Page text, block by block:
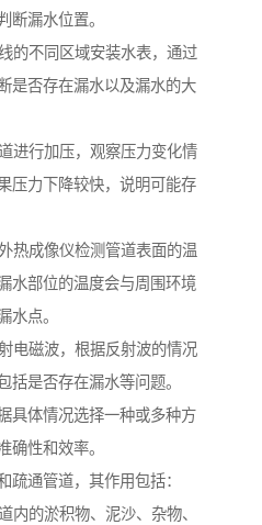
断漏水位置。
的不同区域安装水表，通过
是否存在漏水以及漏水的大
进行加压，观察压力变化情
压力下降较快，说明可能存
热成像仪检测管道表面的温
水部位的温度会与周围环境
水点。
电磁波，根据反射波的情况
括是否存在漏水等问题。
具体情况选择一种或多种方
确性和效率。
疏通管道，其作用包括：
内的淤积物、泥沙、杂物、